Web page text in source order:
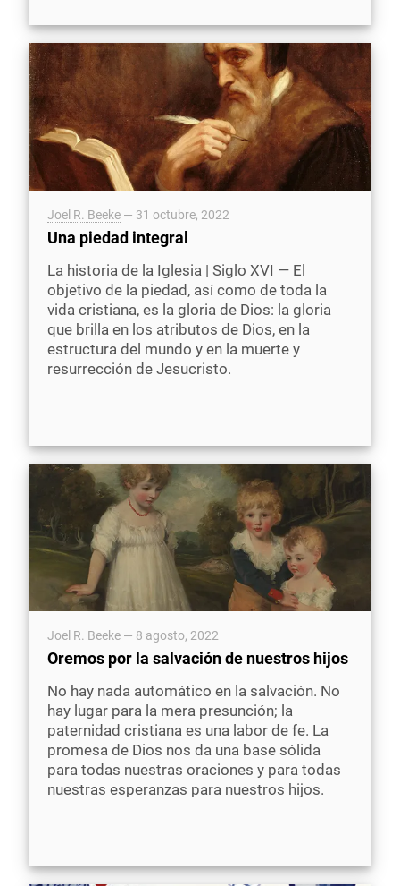
Joel R. Beeke — 31 octubre, 2022
Una piedad integral
La historia de la Iglesia | Siglo XVI — El
objetivo de la piedad, así como de toda la
vida cristiana, es la gloria de Dios: la gloria
que brilla en los atributos de Dios, en la
estructura del mundo y en la muerte y
resurrección de Jesucristo.
Joel R. Beeke — 8 agosto, 2022
Oremos por la salvación de nuestros hijos
No hay nada automático en la salvación. No
hay lugar para la mera presunción; la
paternidad cristiana es una labor de fe. La
promesa de Dios nos da una base sólida
para todas nuestras oraciones y para todas
nuestras esperanzas para nuestros hijos.